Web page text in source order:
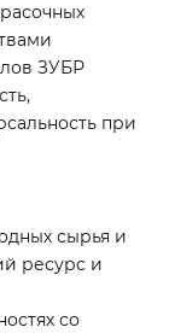
ЗУБР
при
сырья и
ресурс и
со